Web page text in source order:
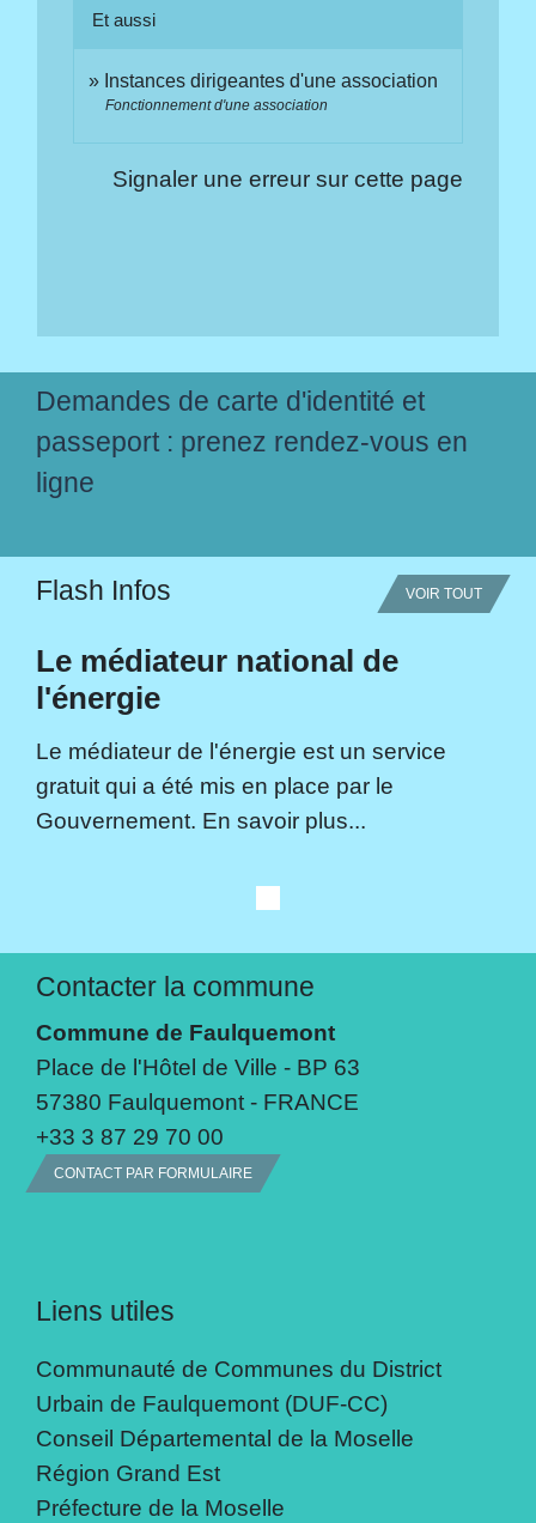
Et aussi
Instances dirigeantes d'une association
Fonctionnement d'une association
Signaler une erreur sur cette page
Demandes de carte d'identité et
passeport : prenez rendez-vous en
ligne
Flash Infos VOIR TOUT
Le médiateur national de
l'énergie
Le médiateur de l'énergie est un service
gratuit qui a été mis en place par le
Gouvernement. En savoir plus...
Contacter la commune
Commune de Faulquemont
Place de l'Hôtel de Ville - BP 63
57380 Faulquemont - FRANCE
+33 3 87 29 70 00
CONTACT PAR FORMULAIRE
Liens utiles
Communauté de Communes du District
Urbain de Faulquemont (DUF-CC)
Conseil Départemental de la Moselle
Région Grand Est
Préfecture de la Moselle